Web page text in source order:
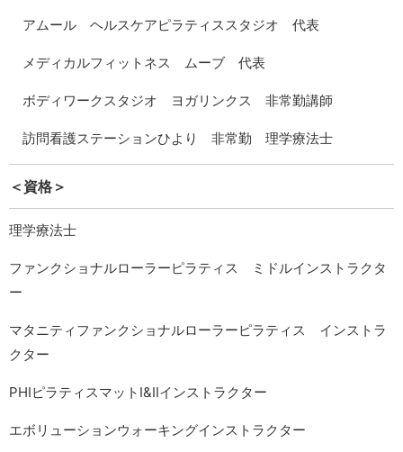
アムール ヘルスケアピラティススタジオ 代表
メディカルフィットネス ムーブ 代表
ボディワークスタジオ ヨガリンクス 非常勤講師
訪問看護ステーションひより 非常勤 理学療法士
＜資格＞
理学療法士
ファンクショナルローラーピラティス ミドルインストラクタ
ー
マタニティファンクショナルローラーピラティス インストラ
クター
PHIピラティスマットⅠ&Ⅱインストラクター
エボリューションウォーキングインストラクター